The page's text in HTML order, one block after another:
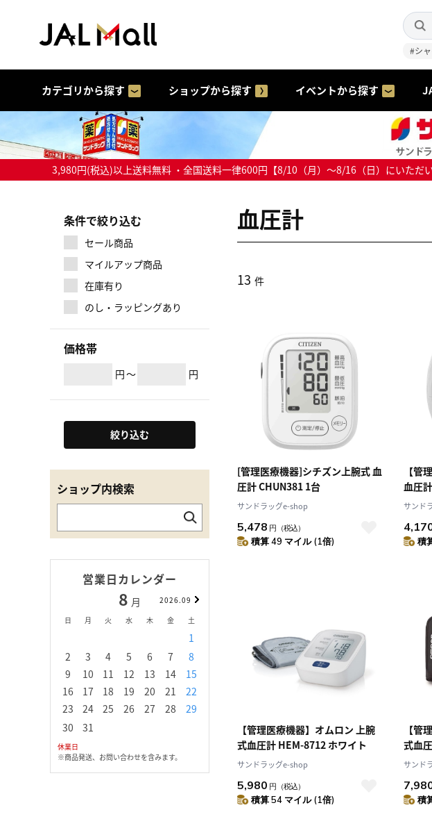
#シ
カテゴリから探す ショップから探す イベントから探す
3,980円(税込)以上送料無料 ・全国送料一律600円【8/10（月）～8/16（日）にいただ
マイルアップ商品
条件で絞り込む
セール商品
在庫有り
のし・ラッピングあり
価格帯
円～ 円
絞り込む
ショップ内検索
営業日カレンダー
8 月
2026.09
日
月 火 水 木 金 土
1
2
3 4 5 6 7
8
9
10 11 12 13 14
15
16
17 18 19 20 21
22
23
24 25 26 27 28
29
30
31
1 2 3 4
5
8 9 10 11
12
15 16
19
24 25
26
火
6
13
休業日
※商品発送、お問い合わせを含みます。
血圧計
13 件
[管理医療機器]シチズン上腕式 血
圧計 CHUN381 1台
サンドラッグe-shop
5,478 円 （税込）
積算 49 マイル (1倍)
【管
血圧
サンド
積
【管理医療機器】オムロン 上腕
式血圧計 HEM-8712 ホワイト
サンドラッグe-shop
5,980 円 （税込）
積算 54 マイル (1倍)
【管
式血
サンド
積